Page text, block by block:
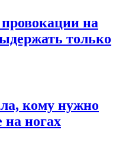
на
только
кому нужно
на ногах